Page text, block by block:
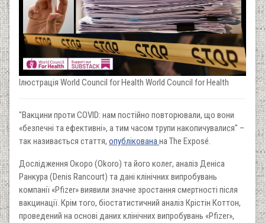
Ілюстрація World Council for Health World Council for Health
"Вакцини проти COVID: нам постійно повторювали, що вони
«безпечні та ефективні», а тим часом трупи накопичувалися" –
так називається стаття, опублікованана The Exposé.
Дослідження Окоро (Okoro) та його колег, аналіз Деніса
Ранкура (Denis Rancourt) та дані клінічних випробувань
компанії «Pfizer» виявили значне зростання смертності після
вакцинації. Крім того, біостатистичний аналіз Крістін Коттон,
проведений на основі даних клінічних випробувань «Pfizer»,